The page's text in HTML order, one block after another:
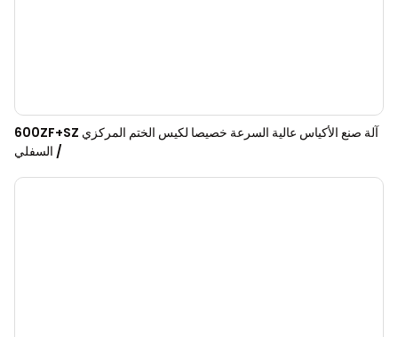
600ZF+SZ آلة صنع الأكياس عالية السرعة خصيصا لكيس الختم المركزي
/ السفلي